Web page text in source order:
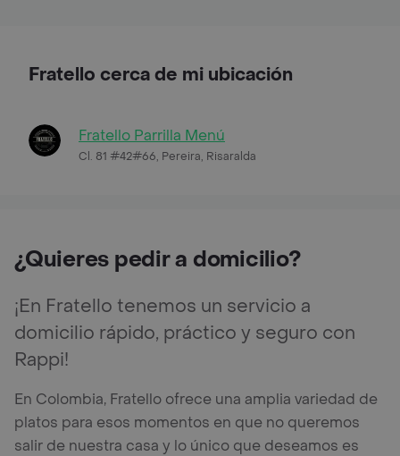
Fratello cerca de mi ubicación
Fratello Parrilla Menú
Cl. 81 #42#66, Pereira, Risaralda
¿Quieres pedir a domicilio?
¡En Fratello tenemos un servicio a
domicilio rápido, práctico y seguro con
Rappi!
En Colombia, Fratello ofrece una amplia variedad de
platos para esos momentos en que no queremos
salir de nuestra casa y lo único que deseamos es